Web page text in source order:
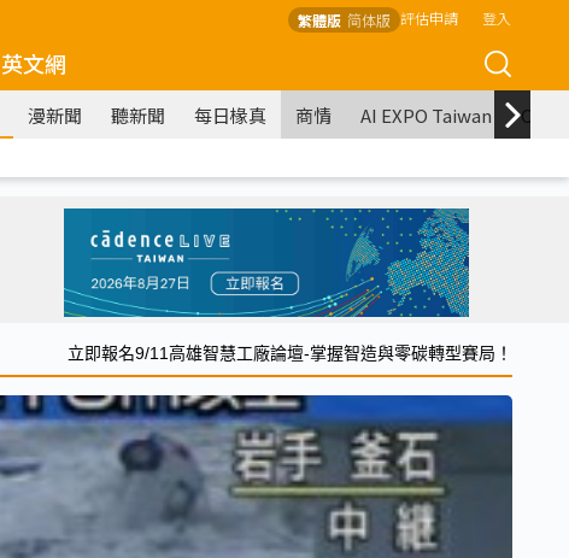
繁體版 简体版 評估申請 登入
英文網
漫新聞 聽新聞 每日椽真 商情 AI EXPO Taiwan
立即報名9/11高雄智慧工廠論壇-掌握智造與零碳轉型賽局！